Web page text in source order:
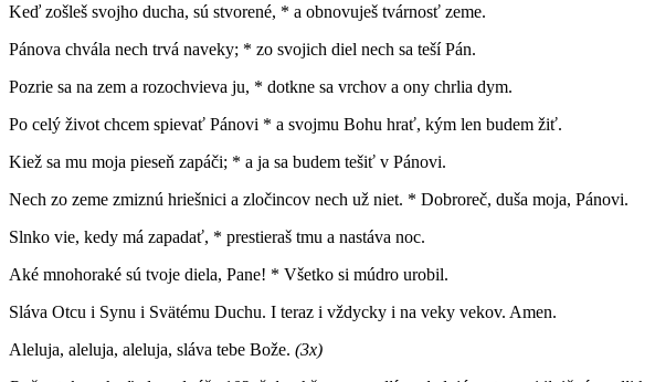
Keď zošleš svojho ducha, sú stvorené, * a obnovuješ tvárnosť zeme.
Pánova chvála nech trvá naveky; * zo svojich diel nech sa teší Pán.
Pozrie sa na zem a rozochvieva ju, * dotkne sa vrchov a ony chrlia dym.
Po celý život chcem spievať Pánovi * a svojmu Bohu hrať, kým len budem žiť.
Kiež sa mu moja pieseň zapáči; * a ja sa budem tešiť v Pánovi.
Nech zo zeme zmiznú hriešnici a zločincov nech už niet. * Dobroreč, duša moja, Pánovi.
Slnko vie, kedy má zapadať, * prestieraš tmu a nastáva noc.
Aké mnohoraké sú tvoje diela, Pane! * Všetko si múdro urobil.
Sláva Otcu i Synu i Svätému Duchu. I teraz i vždycky i na veky vekov. Amen.
Aleluja, aleluja, aleluja, sláva tebe Bože. (3x)